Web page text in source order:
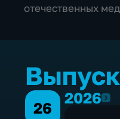
отечественных
26
20262026